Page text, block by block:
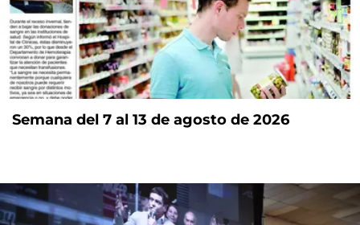
Semana del 7 al 13 de agosto de 2026